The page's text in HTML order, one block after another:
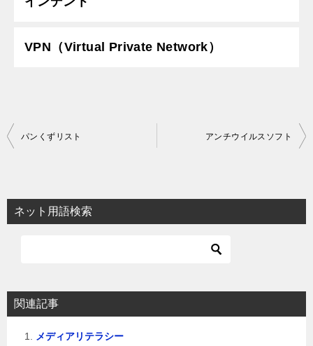
VPN（Virtual Private Network）
投
ビ
ゲ
ョ
ン
パンくずリスト アンチウイルスソフト
ネット用語検索
関連記事
メディアリテラシー